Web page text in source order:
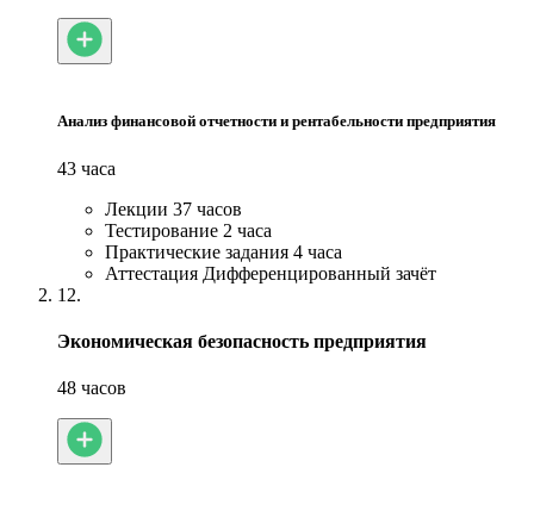
Анализ финансовой отчетности и рентабельности предприятия
43 часа
Лекции 37 часов
Тестирование 2 часа
Практические задания 4 часа
Аттестация Дифференцированный зачёт
12.
Экономическая безопасность предприятия
48 часов